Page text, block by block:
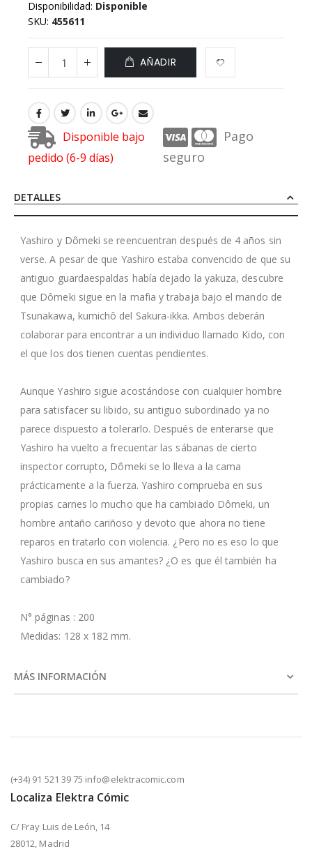
Disponibilidad: Disponible
SKU 455611
AÑADIR
Disponible bajo
pedido (6-9 días)
Pago
seguro
DETALLES
Yashiro y Dômeki se reencuentran después de 4 años sin
verse. A pesar de que Yashiro estaba convencido de que su
antiguo guardaespaldas había dejado la yakuza, descubre
que Dômeki sigue en la mafia y trabaja bajo el mando de
Tsunakawa, kumichô del Sakura-ikka. Ambos deberán
colaborar para encontrar a un individuo llamado Kido, con
el que los dos tienen cuentas pendientes.
Aunque Yashiro sigue acostándose con cualquier hombre
para satisfacer su libido, su antiguo subordinado ya no
parece dispuesto a tolerarlo. Después de enterarse que
Yashiro ha vuelto a frecuentar las sábanas de cierto
inspector corrupto, Dômeki se lo lleva a la cama
prácticamente a la fuerza. Yashiro comprueba en sus
propias carnes lo mucho que ha cambiado Dômeki, un
hombre antaño cariñoso y devoto que ahora no tiene
reparos en tratarlo con violencia. ¿Pero no es eso lo que
Yashiro busca en sus amantes? ¿O es que él también ha
cambiado?
N° páginas : 200
Medidas: 128 x 182 mm.
MÁS INFORMACIÓN
(+34) 91 521 39 75 info@elektracomic.com
Localiza Elektra Cómic
C/ Fray Luis de León, 14
28012, Madrid